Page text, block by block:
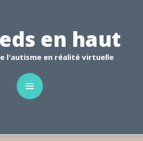
en haut
l'autisme en réalité virtuelle